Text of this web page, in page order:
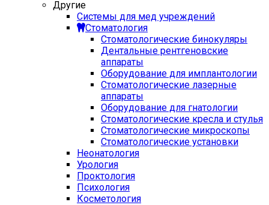
Другие
Системы для мед учреждений
Стоматология
Стоматологические бинокуляры
Дентальные рентгеновские
аппараты
Оборудование для имплантологии
Стоматологические лазерные
аппараты
Оборудование для гнатологии
Стоматологические кресла и стулья
Стоматологические микроскопы
Стоматологические установки
Неонатология
Урология
Проктология
Психология
Косметология